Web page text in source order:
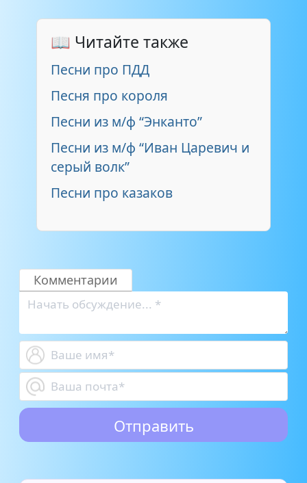
📖 Читайте также
Песни про ПДД
Песня про короля
Песни из м/ф “Энканто”
Песни из м/ф “Иван Царевич и
серый волк”
Песни про казаков
Комментарии